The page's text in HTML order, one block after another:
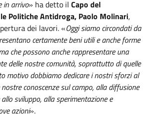
in arrivo» ha detto il Capo del
Politiche Antidroga, Paolo Molinari,
dei lavori.«Oggi siamo circondati da
certamente beni utili e anche forme
che possono anche rappresentare una
delle nostre comunità, soprattutto di quelle
motivo dobbiamo dedicare i nostri sforzi al
conoscenze sul campo, alla diffusione
sviluppo, alla sperimentazione e
azioni».